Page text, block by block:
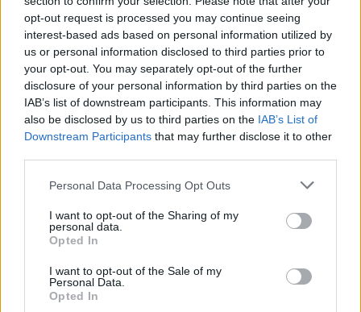
opt-out request is processed you may continue seeing
interest-based ads based on personal information utilized by
us or personal information disclosed to third parties prior to
your opt-out. You may separately opt-out of the further
disclosure of your personal information by third parties on the
IAB’s list of downstream participants. This information may
also be disclosed by us to third parties on the IAB’s List of
Downstream Participants that may further disclose it to other
Personal Data Processing Opt Outs
I want to opt-out of the Sharing of my
personal data.
Opted In
I want to opt-out of the Sale of my
Personal Data.
Opted In